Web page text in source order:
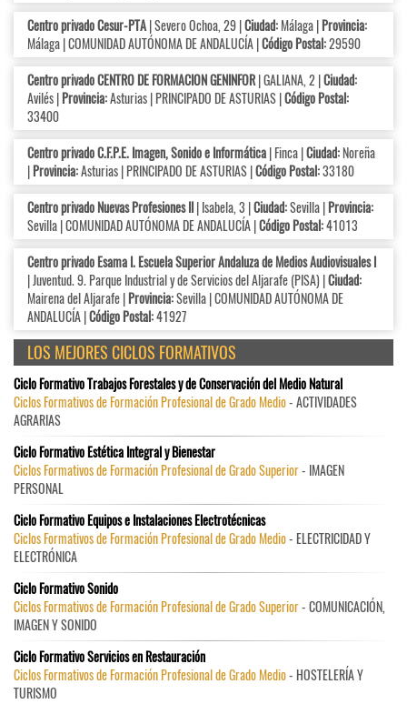
Centro privado Cesur-PTA| Severo Ochoa, 29 |Ciudad:Málaga |Provincia:
Málaga | COMUNIDAD AUTÓNOMA DE ANDALUCÍA |Código Postal:29590
Centro privado CENTRO DE FORMACION GENINFOR| GALIANA, 2 |Ciudad:
Avilés |Provincia:Asturias | PRINCIPADO DE ASTURIAS |Código Postal:
33400
Centro privado C.F.P.E. Imagen, Sonido e Informática| Finca |Ciudad:Noreña
|Provincia:Asturias | PRINCIPADO DE ASTURIAS |Código Postal:33180
Centro privado Nuevas Profesiones II| Isabela, 3 |Ciudad:Sevilla |Provincia:
Sevilla | COMUNIDAD AUTÓNOMA DE ANDALUCÍA |Código Postal:41013
Centro privado Esama I. Escuela Superior Andaluza de Medios Audiovisuales I
| Juventud. 9. Parque Industrial y de Servicios del Aljarafe (PISA) |Ciudad:
Mairena del Aljarafe |Provincia:Sevilla | COMUNIDAD AUTÓNOMA DE
ANDALUCÍA |Código Postal:41927
LOS MEJORES CICLOS FORMATIVOS
Ciclo Formativo Trabajos Forestales y de Conservación del Medio Natural
Ciclos Formativos de Formación Profesional de Grado Medio- ACTIVIDADES
AGRARIAS
Ciclo Formativo Estética Integral y Bienestar
Ciclos Formativos de Formación Profesional de Grado Superior- IMAGEN
PERSONAL
Ciclo Formativo Equipos e Instalaciones Electrotécnicas
Ciclos Formativos de Formación Profesional de Grado Medio- ELECTRICIDAD Y
ELECTRÓNICA
Ciclo Formativo Sonido
Ciclos Formativos de Formación Profesional de Grado Superior- COMUNICACIÓN,
IMAGEN Y SONIDO
Ciclo Formativo Servicios en Restauración
Ciclos Formativos de Formación Profesional de Grado Medio- HOSTELERÍA Y
TURISMO